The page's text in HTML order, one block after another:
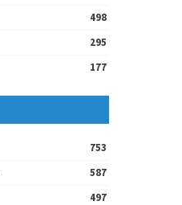
498
295
177
753
587
497